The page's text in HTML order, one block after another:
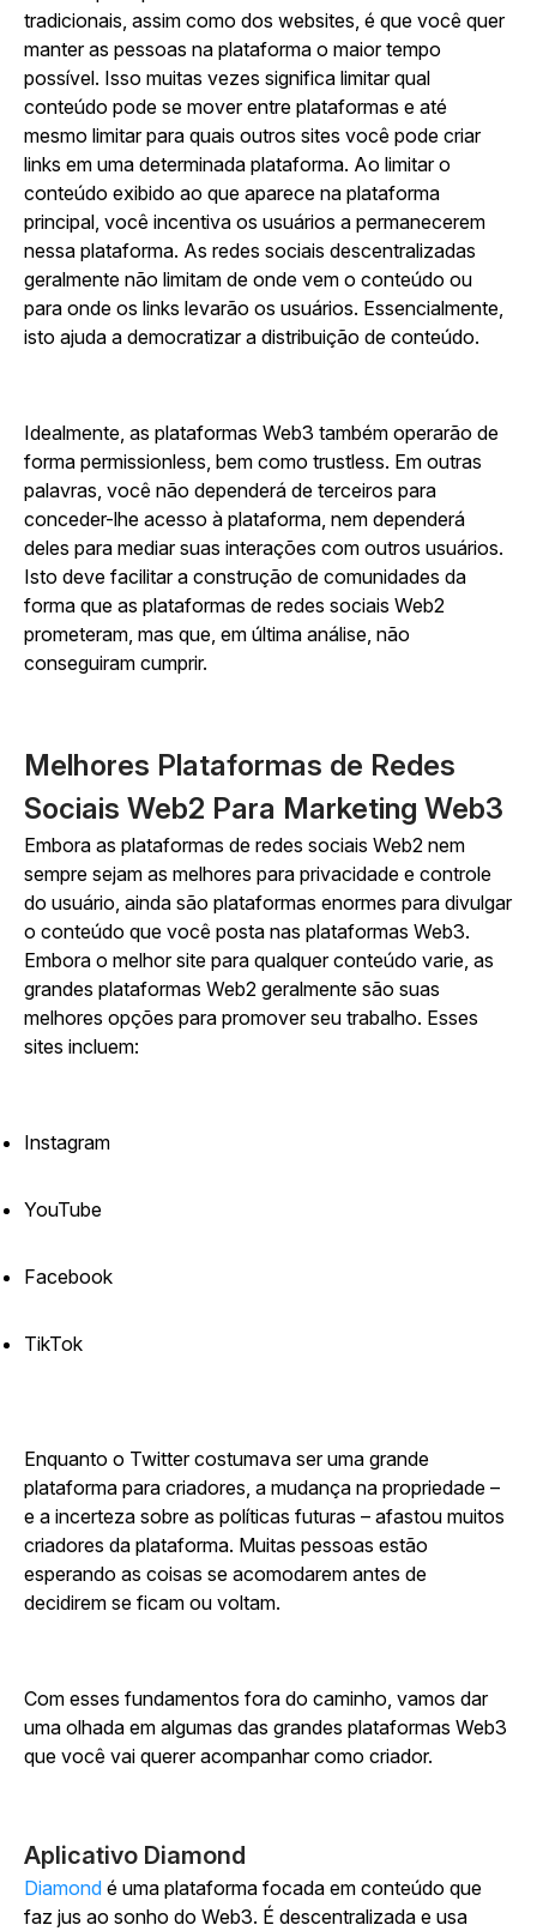
tradicionais, assim como dos websites, é que você quer
manter as pessoas na plataforma o maior tempo
possível. Isso muitas vezes significa limitar qual
conteúdo pode se mover entre plataformas e até
mesmo limitar para quais outros sites você pode criar
links em uma determinada plataforma. Ao limitar o
conteúdo exibido ao que aparece na plataforma
principal, você incentiva os usuários a permanecerem
nessa plataforma. As redes sociais descentralizadas
geralmente não limitam de onde vem o conteúdo ou
para onde os links levarão os usuários. Essencialmente,
isto ajuda a democratizar a distribuição de conteúdo.
Idealmente, as plataformas Web3 também operarão de
forma permissionless, bem como trustless. Em outras
palavras, você não dependerá de terceiros para
conceder-lhe acesso à plataforma, nem dependerá
deles para mediar suas interações com outros usuários.
Isto deve facilitar a construção de comunidades da
forma que as plataformas de redes sociais Web2
prometeram, mas que, em última análise, não
conseguiram cumprir.
Melhores Plataformas de Redes
Sociais Web2 Para Marketing Web3
Embora as plataformas de redes sociais Web2 nem
sempre sejam as melhores para privacidade e controle
do usuário, ainda são plataformas enormes para divulgar
o conteúdo que você posta nas plataformas Web3.
Embora o melhor site para qualquer conteúdo varie, as
grandes plataformas Web2 geralmente são suas
melhores opções para promover seu trabalho. Esses
sites incluem:
Instagram
YouTube
Facebook
TikTok
Enquanto o Twitter costumava ser uma grande
plataforma para criadores, a mudança na propriedade –
e a incerteza sobre as políticas futuras – afastou muitos
criadores da plataforma. Muitas pessoas estão
esperando as coisas se acomodarem antes de
decidirem se ficam ou voltam.
Com esses fundamentos fora do caminho, vamos dar
uma olhada em algumas das grandes plataformas Web3
que você vai querer acompanhar como criador.
Aplicativo Diamond
Diamond é uma plataforma focada em conteúdo que
faz jus ao sonho do Web3. É descentralizada e usa